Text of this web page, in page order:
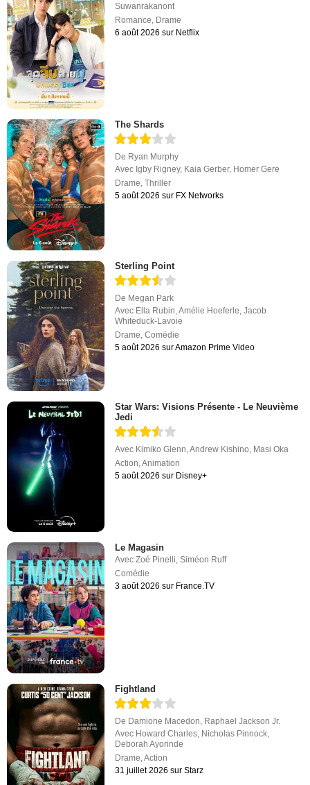
Suwanrakanont
Romance, Drame
6 août 2026 sur Netflix
The Shards
De Ryan Murphy
Avec Igby Rigney, Kaia Gerber, Homer Gere
Drame,Thriller
5 août 2026 sur FX Networks
Sterling Point
De Megan Park
Avec Ella Rubin ,Amélie Hoeferle ,Jacob
Whiteduck-Lavoie
Drame ,Comédie
5 août 2026 sur Amazon Prime Video
Star Wars: Visions Présente - Le Neuvième
Jedi
Avec Kimiko Glenn,Andrew Kishino, Masi Oka
Action,Animation
5 août 2026 sur Disney+
Le Magasin
AvecZoé Pinelli,Siméon Ruff
Comédie
3 août 2026 sur France.TV
Fightland
De Damione Macedon Raphael Jackson Jr.
Avec Howard Charles Nicholas Pinnock
Deborah Ayorinde
Drame ,Action
31 juillet 2026 sur Starz